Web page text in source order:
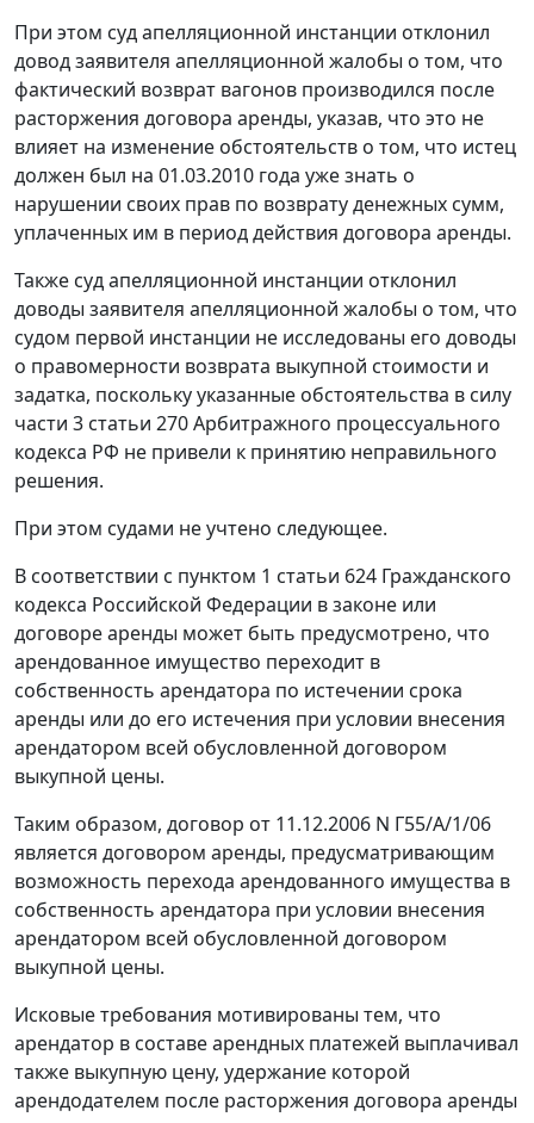
При этом суд апелляционной инстанции отклонил
довод заявителя апелляционной жалобы о том, что
фактический возврат вагонов производился после
расторжения договора аренды, указав, что это не
влияет на изменение обстоятельств о том, что истец
должен был на 01.03.2010 года уже знать о
нарушении своих прав по возврату денежных сумм,
уплаченных им в период действия договора аренды.
Также суд апелляционной инстанции отклонил
доводы заявителя апелляционной жалобы о том, что
судом первой инстанции не исследованы его доводы
о правомерности возврата выкупной стоимости и
задатка, поскольку указанные обстоятельства в силу
части 3 статьи 270 Арбитражного процессуального
кодекса РФ не привели к принятию неправильного
решения.
При этом судами не учтено следующее.
В соответствии с пунктом 1 статьи 624 Гражданского
кодекса Российской Федерации в законе или
договоре аренды может быть предусмотрено, что
арендованное имущество переходит в
собственность арендатора по истечении срока
аренды или до его истечения при условии внесения
арендатором всей обусловленной договором
выкупной цены.
Таким образом, договор от 11.12.2006 N Г55/А/1/06
является договором аренды, предусматривающим
возможность перехода арендованного имущества в
собственность арендатора при условии внесения
арендатором всей обусловленной договором
выкупной цены.
Исковые требования мотивированы тем, что
арендатор в составе арендных платежей выплачивал
также выкупную цену, удержание которой
арендодателем после расторжения договора аренды